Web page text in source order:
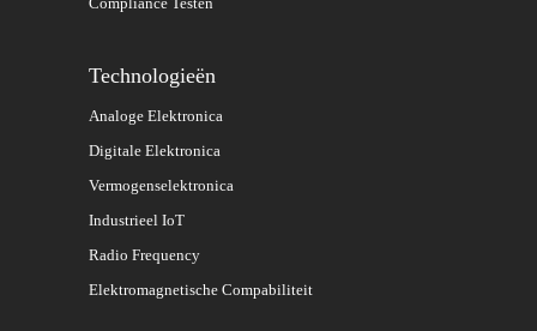
Compliance Testen
Technologieën
Analoge Elektronica
Digitale Elektronica
Vermogenselektronica
Industrieel IoT
Radio Frequency
Elektromagnetische Compabiliteit